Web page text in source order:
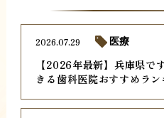
【2026年最新】兵庫県で
きる歯科医院おすすめラン
2026.07.29 医療